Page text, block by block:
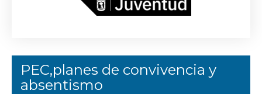
PEC,planes de convivencia y
absentismo